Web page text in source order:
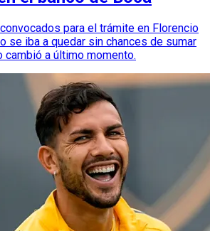
para el trámite en Florencio
se iba a quedar sin chances de sumar
cambió a último momento.